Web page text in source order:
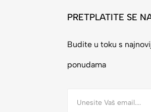
PRETPLATITE SE
Budite u toku s
ponudama